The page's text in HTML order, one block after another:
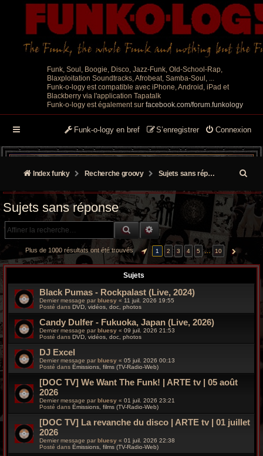
Funk, Soul, Boogie, Disco, Jazz-Funk, Old-School-Rap,
Blaxploitation Soundtracks, Afrobeat, Samba-Soul, ...
Funk-o-logy est compatible avec iPhone, Android, iPad et
Blackberry via l'application Tapatalk
Funk-o-logy est également sur facebook.com/forum.funkology
Connexion
S’enregistrer
Funk-o-logy en bref
Index funky Recherche groovy Sujets sans réponse
e
r
c
g
Sujets sans réponse
RECHERCHE GROOVY
RECHERCHE AVANCÉE
Plus de 1000 résultats ont été trouvés PAGE SUR10
1 2 3 4 5 … 10 SUIVANTE
Sujets
Black Pumas - Rockpalast (Live, 2024)
Dernier message par bluesy « 11 juil. 2026 19:55
Posté dans DVD, vidéos, doc, photos
Candy Dulfer - Fukuoka, Japan (Live, 2026)
Dernier message parbluesy « 09 juil. 2026 21:53
Posté dans DVD, vidéos, doc, photos
DJ Excel
Dernier message par bluesy « 05 juil. 2026 00:13
Posté dans Émissions, films (TV-Radio-Web)
[DOC TV] We Want The Funk! | ARTE tv | 05 août
2026
Dernier message par bluesy « 01 juil. 2026 23:21
Posté dans Émissions, films (TV-Radio-Web)
[DOC TV] La revanche du disco | ARTE tv | 01 juillet
2026
Dernier message par bluesy « 01 juil. 2026 22:38
Posté dans Émissions, films (TV-Radio-Web)